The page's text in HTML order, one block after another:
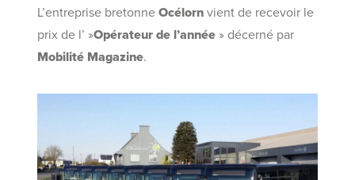
L’entreprise bretonneOcélorn vient de recevoir le
prix de l’ »Opérateur de l’année » décerné par
Mobilité Magazine.